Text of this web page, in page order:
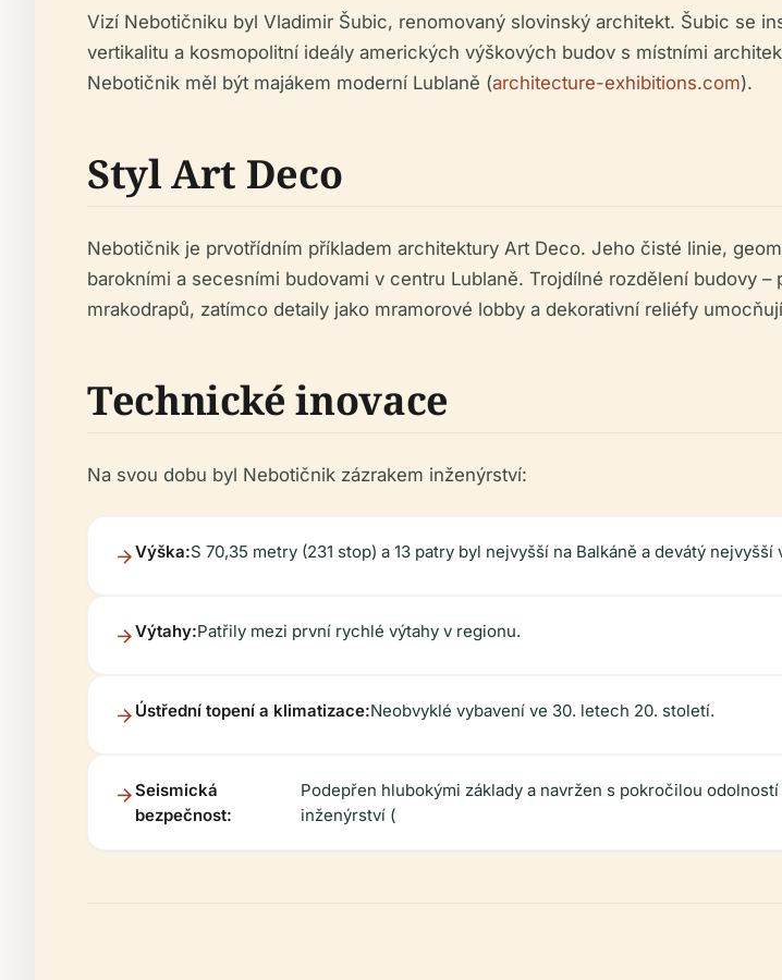
Vizí Nebotičniku byl Vladimir Šubic, renomovaný slovinský architekt. Šubic se
vertikalitu a kosmopolitní ideály amerických výškových budov s místními
Nebotičnik měl být majákem moderní Lublaně (architecture-exhibitions.com).
Styl Art Deco
Nebotičnik je prvotřídním příkladem architektury Art Deco. Jeho čisté linie,
barokními a secesními budovami v centru Lublaně. Trojdílné rozdělení budovy
mrakodrapů, zatímco detaily jako mramorové lobby a dekorativní reliéfy
Technické inovace
Na svou dobu byl Nebotičnik zázrakem inženýrství:
Výška:S 70,35 metry (231 stop) a 13 patry byl nejvyšší na Balkáně a devátý nejvyšší
Výtahy:Patřily mezi první rychlé výtahy v regionu.
Ústřední topení a klimatizace:Neobvyklé vybavení ve 30. letech 20. století.
Seismická
bezpečnost:
Podepřen hlubokými základy a navržen s pokročilou
inženýrství (